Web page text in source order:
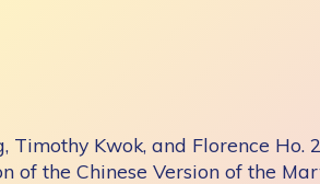
Timothy Kwok, and Florence Ho.
of the Chinese Version of the